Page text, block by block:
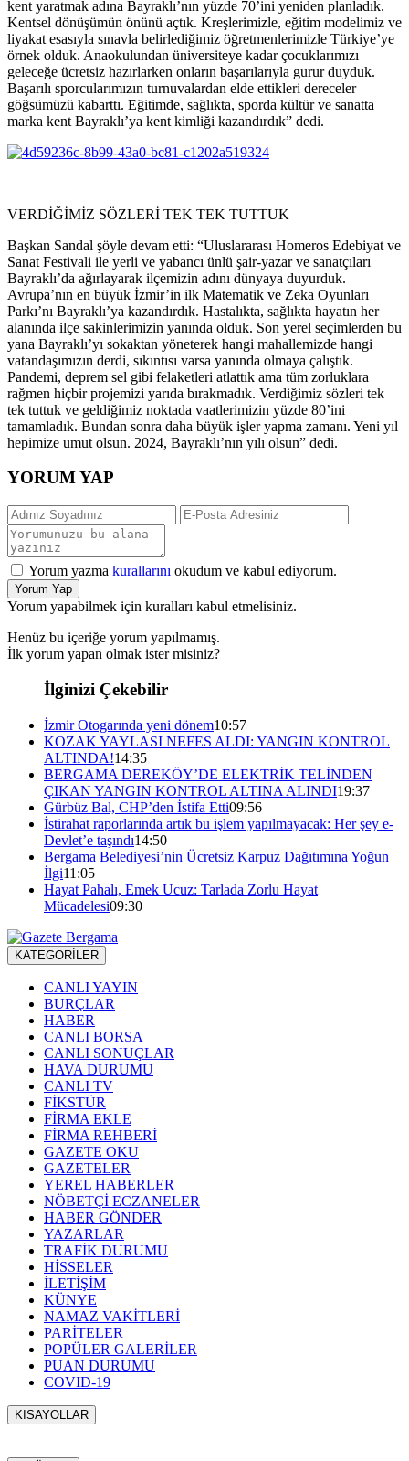
kent yaratmak adına Bayraklı’nın yüzde 70’ini yeniden planladık.
Kentsel dönüşümün önünü açtık. Kreşlerimizle, eğitim modelimiz ve
liyakat esasıyla sınavla belirlediğimiz öğretmenlerimizle Türkiye’ye
örnek olduk. Anaokulundan üniversiteye kadar çocuklarımızı
geleceğe ücretsiz hazırlarken onların başarılarıyla gurur duyduk.
Başarılı sporcularımızın turnuvalardan elde ettikleri dereceler
göğsümüzü kabarttı. Eğitimde, sağlıkta, sporda kültür ve sanatta
marka kent Bayraklı’ya kent kimliği kazandırdık” dedi.
VERDİĞİMİZ SÖZLERİ TEK TEK TUTTUK
Başkan Sandal şöyle devam etti: “Uluslararası Homeros Edebiyat ve
Sanat Festivali ile yerli ve yabancı ünlü şair-yazar ve sanatçıları
Bayraklı’da ağırlayarak ilçemizin adını dünyaya duyurduk.
Avrupa’nın en büyük İzmir’in ilk Matematik ve Zeka Oyunları
Parkı’nı Bayraklı’ya kazandırdık. Hastalıkta, sağlıkta hayatın her
alanında ilçe sakinlerimizin yanında olduk. Son yerel seçimlerden bu
yana Bayraklı’yı sokaktan yöneterek hangi mahallemizde hangi
vatandaşımızın derdi, sıkıntısı varsa yanında olmaya çalıştık.
Pandemi, deprem sel gibi felaketleri atlattık ama tüm zorluklara
rağmen hiçbir projemizi yarıda bırakmadık. Verdiğimiz sözleri tek
tek tuttuk ve geldiğimiz noktada vaatlerimizin yüzde 80’ini
tamamladık. Bundan sonra daha büyük işler yapma zamanı. Yeni yıl
hepimize umut olsun. 2024, Bayraklı’nın yılı olsun” dedi.
YORUM YAP
Yorum yazma kurallarını okudum ve kabul ediyorum.
Yorum Yap
Yorum yapabilmek için kuralları kabul etmelisiniz.
Henüz bu içeriğe yorum yapılmamış.
İlk yorum yapan olmak ister misiniz?
İlginizi Çekebilir
İzmir Otogarında yeni dönem10:57
KOZAK YAYLASI NEFES ALDI: YANGIN KONTROL
ALTINDA!14:35
BERGAMA DEREKÖY’DE ELEKTRİK TELİNDEN
ÇIKAN YANGIN KONTROL ALTINA ALINDI19:37
Gürbüz Bal, CHP’den İstifa Etti09:56
İstirahat raporlarında artık bu işlem yapılmayacak: Her şey e-
Devlet’e taşındı14:50
Bergama Belediyesi’nin Ücretsiz Karpuz Dağıtımına Yoğun
İlgi11:05
Hayat Pahalı, Emek Ucuz: Tarlada Zorlu Hayat
Mücadelesi09:30
KATEGORİLER
CANLI YAYIN
BURÇLAR
HABER
CANLI BORSA
CANLI SONUÇLAR
HAVA DURUMU
CANLI TV
FİKSTÜR
FİRMA EKLE
FİRMA REHBERİ
GAZETE OKU
GAZETELER
YEREL HABERLER
NÖBETÇİ ECZANELER
HABER GÖNDER
YAZARLAR
TRAFİK DURUMU
HİSSELER
İLETİŞİM
KÜNYE
NAMAZ VAKİTLERİ
PARİTELER
POPÜLER GALERİLER
PUAN DURUMU
COVID-19
KISAYOLLAR